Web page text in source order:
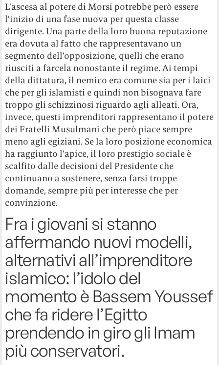
L’ascesa al potere di Morsi potrebbe però essere
l’inizio di una fase nuova per questa classe
dirigente. Una parte della loro buona reputazione
era dovuta al fatto che rappresentavano un
segmento dell’opposizione, quelli che erano
riusciti a farcela nonostante il regime. Ai tempi
della dittatura, il nemico era comune sia per i laici
che per gli islamisti e quindi non bisognava fare
troppo gli schizzinosi riguardo agli alleati. Ora,
invece, questi imprenditori rappresentano il potere
dei Fratelli Musulmani che però piace sempre
meno agli egiziani. Se la loro posizione economica
ha raggiunto l’apice, il loro prestigio sociale è
scalfito dalle decisioni del Presidente che
continuano a sostenere, senza farsi troppe
domande, sempre più per interesse che per
convinzione.
Fra i giovani si stanno
affermando nuovi modelli,
alternativi all’imprenditore
islamico: l’idolo del
momento è Bassem Youssef
che fa ridere l’Egitto
prendendo in giro gli Imam
più conservatori.